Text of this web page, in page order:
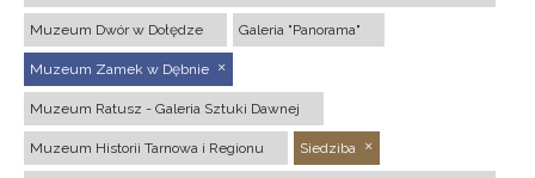
Muzeum Dwór w Dołędze Galeria "Panorama"
Muzeum Zamek w Dębnie
Muzeum Ratusz - Galeria Sztuki Dawnej
Muzeum Historii Tarnowa i Regionu Siedziba